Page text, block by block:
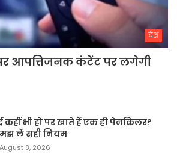
देश
पर आपत्तिजनक कंटेंट पर लगेगी
कहीं भी हो पर खाते हैं एक ही पेनकिलर?
लें सही नियम
August 8, 2026